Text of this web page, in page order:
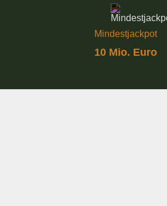
Mindestjackpot
10 Mio. Euro